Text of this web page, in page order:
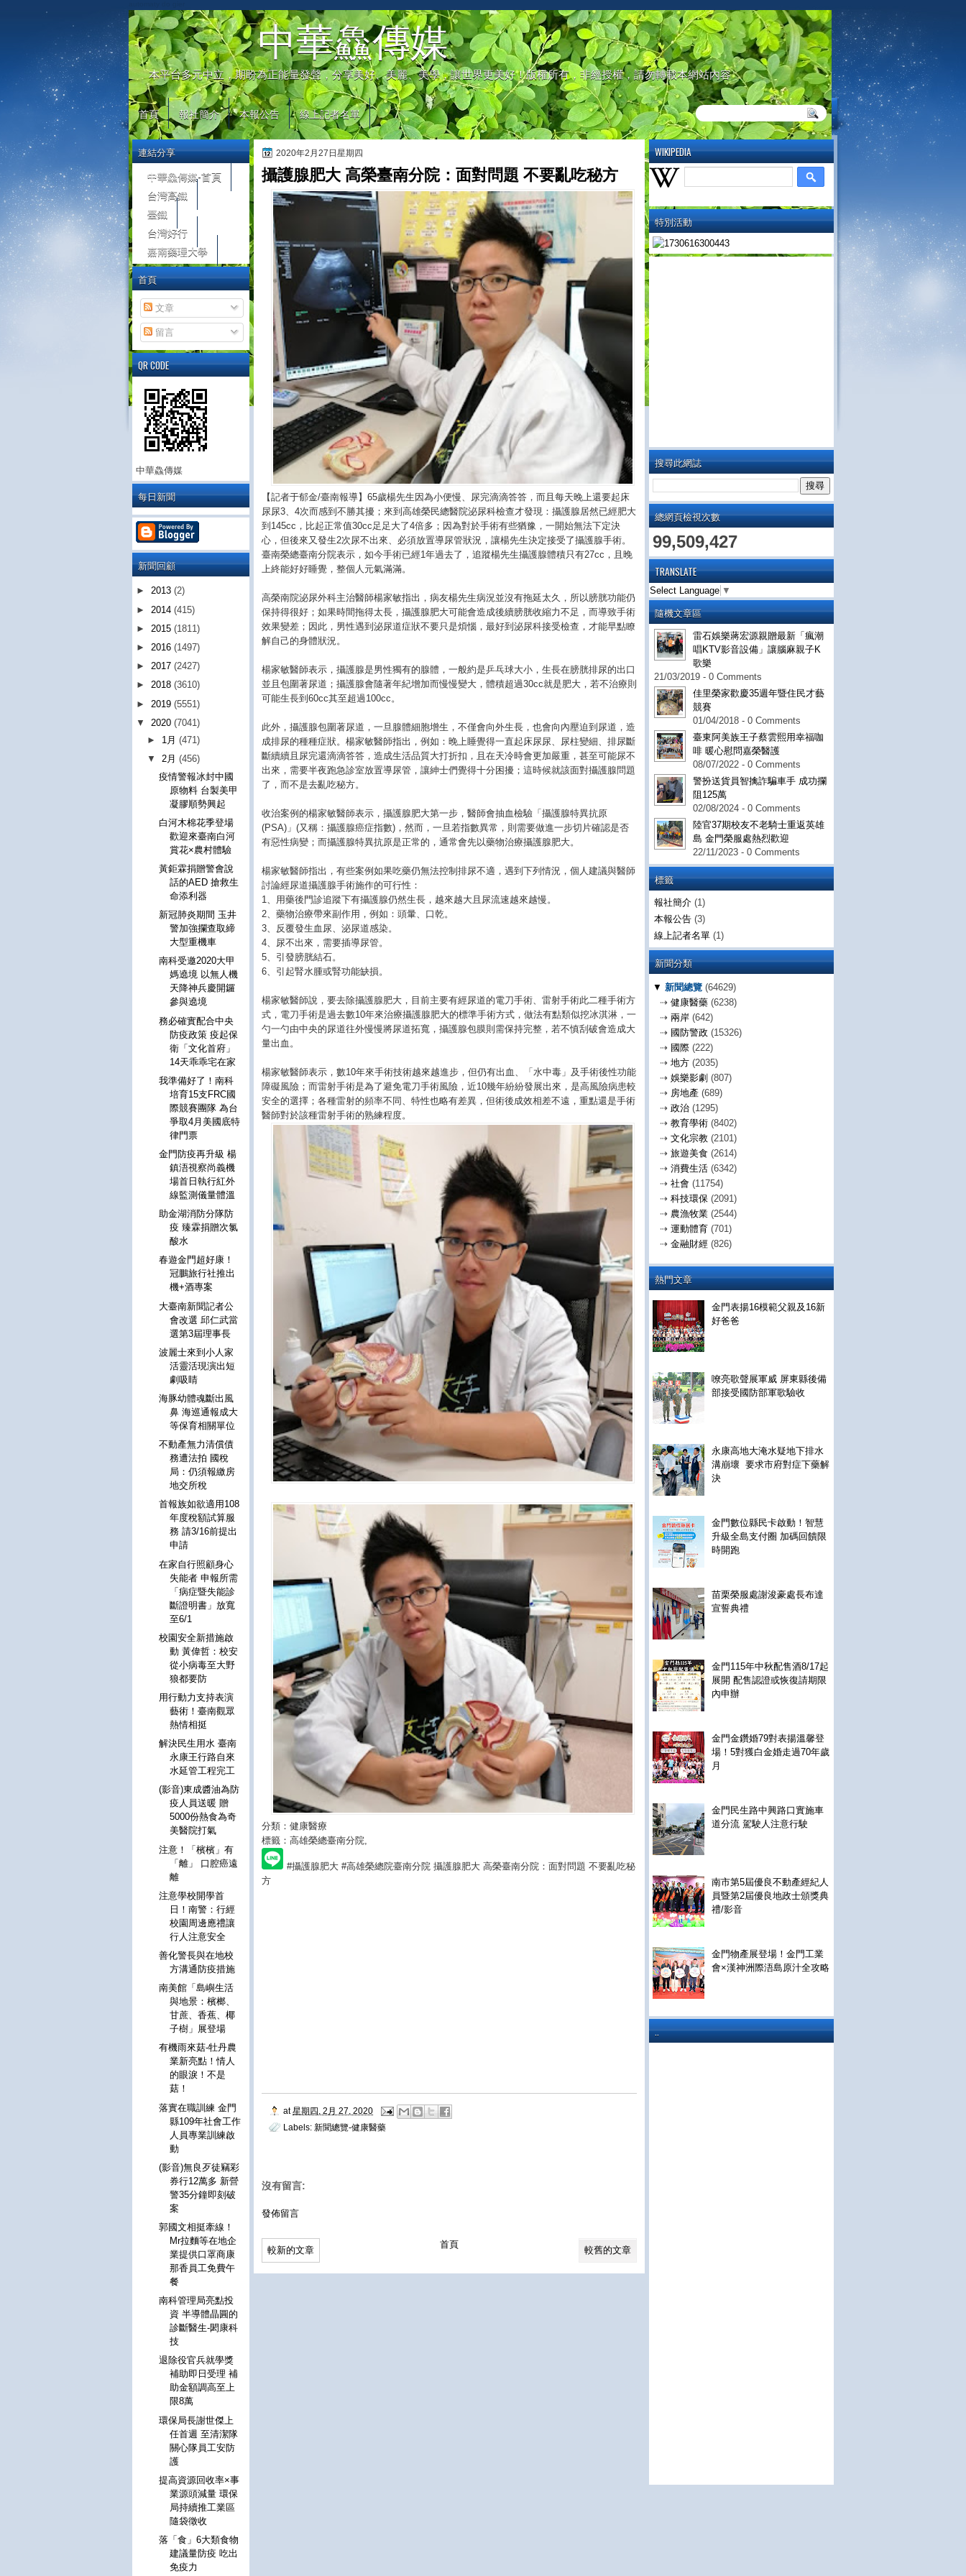
中華鱻傳媒
本平台多元中立，期盼為正能量發聲，分享美好、美麗、美學，讓世界更美好！版權所有，非經授權，請勿轉載本網站內容
首頁 報社簡介 本報公告 線上記者名單
WIKIPEDIA
特別活動
搜尋此網誌
總網頁檢視次數
99,509,427
TRANSLATE
Select Language ▼
隨機文章區
雷石娛樂蔣宏源親贈最新「瘋潮
唱KTV影音設備」讓腦麻親子K
歌樂
21/03/2019 - 0 Comments
佳里榮家歡慶35週年暨住民才藝
競賽
01/04/2018 - 0 Comments
臺東阿美族王子蔡雲熙用幸福咖
啡 暖心慰問嘉榮醫護
08/07/2022 - 0 Comments
警扮送貨員智擒詐騙車手 成功攔
阻125萬
02/08/2024 - 0 Comments
陸官37期校友不老騎士重返英雄
島 金門榮服處熱烈歡迎
22/11/2023 - 0 Comments
標籤
報社簡介 (1)
本報公告 (3)
線上記者名單 (1)
新聞分類
▼ 新聞總覽 (64629)
⇢ 健康醫藥 (6238)
⇢ 兩岸 (642)
⇢ 國防警政 (15326)
⇢ 國際 (222)
⇢ 地方 (2035)
⇢ 娛樂影劇 (807)
⇢ 房地產 (689)
⇢ 政治 (1295)
⇢ 教育學術 (8402)
⇢ 文化宗教 (2101)
⇢ 旅遊美食 (2614)
⇢ 消費生活 (6342)
⇢ 社會 (11754)
⇢ 科技環保 (2091)
⇢ 農漁牧業 (2544)
⇢ 運動體育 (701)
⇢ 金融財經 (826)
熱門文章
金門表揚16模範父親及16新
好爸爸
嘹亮歌聲展軍威 屏東縣後備
部接受國防部軍歌驗收
永康高地大淹水疑地下排水
溝崩壞 要求市府對症下藥解
決
金門數位縣民卡啟動！智慧
升級全島支付圈 加碼回饋限
時開跑
苗栗榮服處謝浚豪處長布達
宣誓典禮
金門115年中秋配售酒8/17起
展開 配售認證或恢復請期限
內申辦
金門金鑽婚79對表揚溫馨登
場！5對獲白金婚走過70年歲
月
金門民生路中興路口實施車
道分流 駕駛人注意行駛
南市第5屆優良不動產經紀人
員暨第2屆優良地政士頒獎典
禮/影音
金門物產展登場！金門工業
會×漢神洲際浯島原汁全攻略
..
2020年2月27日星期四
攝護腺肥大 高榮臺南分院：面對問題 不要亂吃秘方
【記者于郁金/臺南報導】65歲楊先生因為小便慢、尿完滴滴答答，而且每天晚上還要起床
尿尿3、4次而感到不勝其擾；來到高雄榮民總醫院泌尿科檢查才發現：攝護腺居然已經肥大
到145cc，比起正常值30cc足足大了4倍多；因為對於手術有些猶豫，一開始無法下定決
心，但後來又發生2次尿不出來、必須放置導尿管狀況，讓楊先生決定接受了攝護腺手術。
臺南榮總臺南分院表示，如今手術已經1年過去了，追蹤楊先生攝護腺體積只有27cc，且晚
上終能好好睡覺，整個人元氣滿滿。
高榮南院泌尿外科主治醫師楊家敏指出，病友楊先生病況並沒有拖延太久，所以膀胱功能仍
保持得很好；如果時間拖得太長，攝護腺肥大可能會造成後續膀胱收縮力不足，而導致手術
效果變差；因此，男性遇到泌尿道症狀不要只是煩惱，最好到泌尿科接受檢查，才能早點瞭
解自己的身體狀況。
楊家敏醫師表示，攝護腺是男性獨有的腺體，一般約是乒乓球大小，生長在膀胱排尿的出口
並且包圍著尿道；攝護腺會隨著年紀增加而慢慢變大，體積超過30cc就是肥大，若不治療則
可能生長到60cc其至超過100cc。
此外，攝護腺包圍著尿道，一旦腺體細胞增生，不僅會向外生長，也會向內壓迫到尿道，造
成排尿的種種症狀。楊家敏醫師指出，例如：晚上睡覺得一直起床尿尿、尿柱變細、排尿斷
斷續續且尿完還滴滴答答，造成生活品質大打折扣，且在天冷時會更加嚴重，甚至可能尿不
出來，需要半夜跑急診室放置導尿管，讓紳士們覺得十分困擾；這時候就該面對攝護腺問題
了，而不是去亂吃秘方。
收治案例的楊家敏醫師表示，攝護腺肥大第一步，醫師會抽血檢驗「攝護腺特異抗原
(PSA)」(又稱：攝護腺癌症指數)，然而，一旦若指數異常，則需要做進一步切片確認是否
有惡性病變；而攝護腺特異抗原是正常的，通常會先以藥物治療攝護腺肥大。
楊家敏醫師指出，有些案例如果吃藥仍無法控制排尿不適，遇到下列情況，個人建議與醫師
討論經尿道攝護腺手術施作的可行性：
1、用藥後門診追蹤下有攝護腺仍然生長，越來越大且尿流速越來越慢。
2、藥物治療帶來副作用，例如：頭暈、口乾。
3、反覆發生血尿、泌尿道感染。
4、尿不出來，需要插導尿管。
5、引發膀胱結石。
6、引起腎水腫或腎功能缺損。
楊家敏醫師說，要去除攝護腺肥大，目前主要有經尿道的電刀手術、雷射手術此二種手術方
式，電刀手術是過去數10年來治療攝護腺肥大的標準手術方式，做法有點類似挖冰淇淋，一
勺一勺由中央的尿道往外慢慢將尿道拓寬，攝護腺包膜則需保持完整，若不慎刮破會造成大
量出血。
楊家敏醫師表示，數10年來手術技術越來越進步，但仍有出血、「水中毒」及手術後性功能
障礙風險；而雷射手術是為了避免電刀手術風險，近10幾年紛紛發展出來，是高風險病患較
安全的選擇；各種雷射的頻率不同、特性也略有差異，但術後成效相差不遠，重點還是手術
醫師對於該種雷射手術的熟練程度。
分類：健康醫療
標籤：高雄榮總臺南分院
#攝護腺肥大 #高雄榮總院臺南分院 攝護腺肥大 高榮臺南分院：面對問題 不要亂吃秘
方
at 星期四, 2月 27, 2020
Labels: 新聞總覽-健康醫藥
沒有留言:
發佈留言
較新的文章 較舊的文章
首頁
連結分享
中華鱻傳媒-首頁
台灣高鐵
臺鐵
台灣好行
嘉南藥理大學
首頁
文章
留言
QR CODE
中華鱻傳媒
每日新聞
新聞回顧
► 2013 (2)
► 2014 (415)
► 2015 (1811)
► 2016 (1497)
► 2017 (2427)
► 2018 (3610)
► 2019 (5551)
▼ 2020 (7041)
► 1月(471)
▼2月(456)
疫情警報冰封中國
原物料 台製美甲
凝膠順勢興起
白河木棉花季登場
歡迎來臺南白河
賞花×農村體驗
黃鉅霖捐贈警會說
話的AED 搶救生
命添利器
新冠肺炎期間 玉井
警加強攔查取締
大型重機車
南科受邀2020大甲
媽遶境 以無人機
天降神兵慶開鑼
參與遶境
務必確實配合中央
防疫政策 疫起保
衛「文化首府」
14天乖乖宅在家
我準備好了！南科
培育15支FRC國
際競賽團隊 為台
爭取4月美國底特
律門票
金門防疫再升級 楊
鎮浯視察尚義機
場首日執行紅外
線監測儀量體溫
助金湖消防分隊防
疫 臻霖捐贈次氯
酸水
春遊金門超好康！
冠鵬旅行社推出
機+酒專案
大臺南新聞記者公
會改選 邱仁武當
選第3屆理事長
波麗士來到小人家
活靈活現演出短
劇吸睛
海豚幼體魂斷出風
鼻 海巡通報成大
等保育相關單位
不動產無力清償債
務遭法拍 國稅
局：仍須報繳房
地交所稅
首報族如欲適用108
年度稅額試算服
務 請3/16前提出
申請
在家自行照顧身心
失能者 申報所需
「病症暨失能診
斷證明書」放寬
至6/1
校園安全新措施啟
動 黃偉哲：校安
從小病毒至大野
狼都要防
用行動力支持表演
藝術！臺南觀眾
熱情相挺
解決民生用水 臺南
永康王行路自來
水延管工程完工
(影音)東成醬油為防
疫人員送暖 贈
5000份熱食為奇
美醫院打氣
注意！「檳檳」有
「離」 口腔癌遠
離
注意學校開學首
日！南警：行經
校園周邊應禮讓
行人注意安全
善化警長與在地校
方溝通防疫措施
南美館「島嶼生活
與地景：檳榔、
甘蔗、香蕉、椰
子樹」展登場
有機雨來菇-牡丹農
業新亮點！情人
的眼淚！不是
菇！
落實在職訓練 金門
縣109年社會工作
人員專業訓練啟
動
(影音)無良歹徒竊彩
券行12萬多 新營
警35分鐘即刻破
案
郭國文相挺牽線！
Mr拉麵等在地企
業提供口罩商康
那香員工免費午
餐
南科管理局亮點投
資 半導體晶圓的
診斷醫生-閎康科
技
退除役官兵就學獎
補助即日受理 補
助金額調高至上
限8萬
環保局長謝世傑上
任首週 至清潔隊
關心隊員工安防
護
提高資源回收率×事
業源頭減量 環保
局持續推工業區
隨袋徵收
落「食」6大類食物
建議量防疫 吃出
免疫力